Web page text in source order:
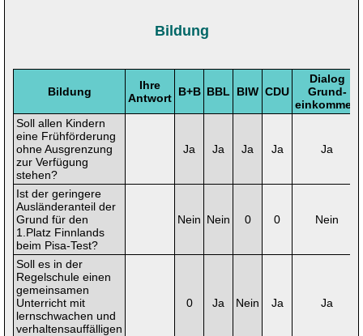
Bildung
Bildung
Ihre
Antwort B+B BBL BIW CDU
Dialog
Grund-
einkommen
Soll allen Kindern
eine Frühförderung
ohne Ausgrenzung
zur Verfügung
stehen?
Ja Ja Ja Ja Ja
Ist der geringere
Ausländeranteil der
Grund für den
1.Platz Finnlands
beim Pisa-Test?
Nein Nein 0 0 Nein
Soll es in der
Regelschule einen
gemeinsamen
Unterricht mit
lernschwachen und
verhaltensauffälligen
0 Ja Nein Ja Ja